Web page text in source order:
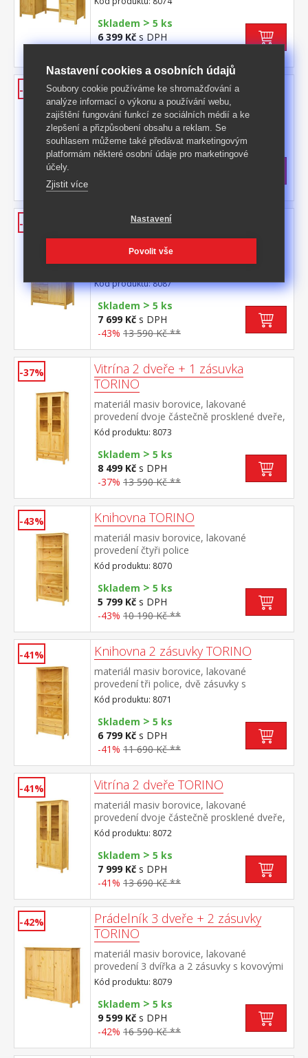
součástí dodávky ke stolu je možno
dokoupit výsuvnou desku na klávesnici 8840
Skladem > 5 ks
6 399 Kč s DPH
-39% Komoda 5 zásuvek TORINO
materiál masiv borovice, lakované
provedení 5 zásuvek s kovovými pojezdy
Kód produktu: 8077
Skladem>5 ks
-43%
Prádelník 2 dveře + 2 zásuvky
TORINO
materiál masiv borovice, lakované
provedení 2 dvířka a 2 zásuvky s kovovými
pojezdy
Kód produktu: 8087
Skladem > 5 ks
7 699 Kč s DPH
-43% 13 590 Kč **
-37%
Vitrína 2 dveře + 1 zásuvka
TORINO
materiál masiv borovice, lakované
provedení dvoje částečně prosklené dveře,
tři police jedna zásuvka s kovovými pojezdy
Kód produktu: 8073
Skladem > 5 ks
8 499 Kč s DPH
-37% 13 590 Kč **
-43% Knihovna TORINO
materiál masiv borovice, lakované
provedení čtyři police
Kód produktu: 8070
Skladem > 5 ks
5 799 Kč s DPH
-43% 10 190 Kč **
-41% Knihovna 2 zásuvky TORINO
materiál masiv borovice, lakované
provedení tři police, dvě zásuvky s
kovovými pojezdy
Kód produktu: 8071
Skladem > 5 ks
6 799 Kč s DPH
-41% 11 690 Kč **
-41% Vitrína 2 dveře TORINO
materiál masiv borovice, lakované
provedení dvoje částečně prosklené dveře,
čtyři police
Kód produktu: 8072
Skladem > 5 ks
7 999 Kč s DPH
-41% 13 690 Kč **
-42%
Prádelník 3 dveře + 2 zásuvky
TORINO
materiál masiv borovice, lakované
provedení 3 dvířka a 2 zásuvky s kovovými
pojezdy
Kód produktu: 8079
Skladem > 5 ks
9 599 Kč s DPH
-42% 16 590 Kč **
Nastavení cookies a osobních údajů
Soubory cookie používáme ke shromažďování a
analýze informací o výkonu a používání webu,
zajištění fungování funkcí ze sociálních médií a ke
zlepšení a přizpůsobení obsahu a reklam. Se
souhlasem můžeme také předávat marketingovým
platformám některé osobní údaje pro marketingové
účely.
Zjistit více
Nastavení
Povolit vše